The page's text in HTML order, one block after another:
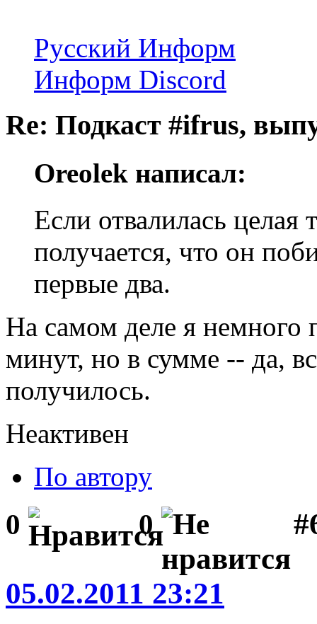
Русский Информ
Информ Discord
Re: Подкаст #ifrus,
Oreolek написал:
Если отвалилась целая
получается, что он
первые два.
На самом деле я немного
минут, но в сумме -- да,
получилось.
Неактивен
По автору
0 0
05.02.2011 23:21